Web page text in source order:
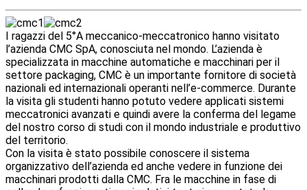
I ragazzi del 5°A meccanico-meccatronico hanno visitato
l’azienda CMC SpA, conosciuta nel mondo. L’azienda è
specializzata in macchine automatiche e macchinari per il
settore packaging, CMC è un importante fornitore di società
nazionali ed internazionali operanti nell’e-commerce. Durante
la visita gli studenti hanno potuto vedere applicati sistemi
meccatronici avanzati e quindi avere la conferma del legame
del nostro corso di studi con il mondo industriale e produttivo
del territorio.
Con la visita è stato possibile conoscere il sistema
organizzativo dell’azienda ed anche vedere in funzione dei
macchinari prodotti dalla CMC. Fra le macchine in fase di